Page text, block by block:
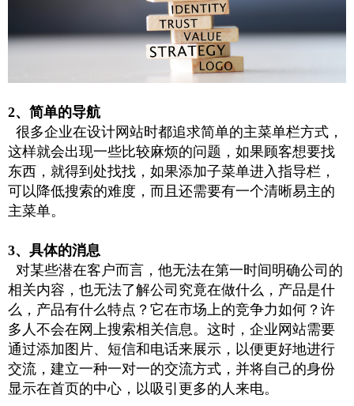
2、简单的导航
很多企业在设计网站时都追求简单的主菜单栏方式，
这样就会出现一些比较麻烦的问题，如果顾客想要找
东西，就得到处找找，如果添加子菜单进入指导栏，
可以降低搜索的难度，而且还需要有一个清晰易主的
主菜单。
3、具体的消息
对某些潜在客户而言，他无法在第一时间明确公司的
相关内容，也无法了解公司究竟在做什么，产品是什
么，产品有什么特点？它在市场上的竞争力如何？许
多人不会在网上搜索相关信息。这时，企业网站需要
通过添加图片、短信和电话来展示，以便更好地进行
交流，建立一种一对一的交流方式，并将自己的身份
显示在首页的中心，以吸引更多的人来电。